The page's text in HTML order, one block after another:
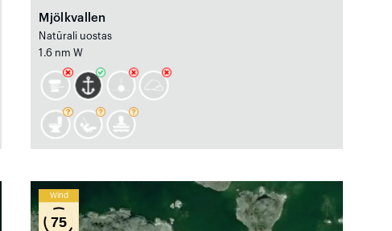
Mjölkvallen
Natūrali uostas
1.6 nm W
Wind
75